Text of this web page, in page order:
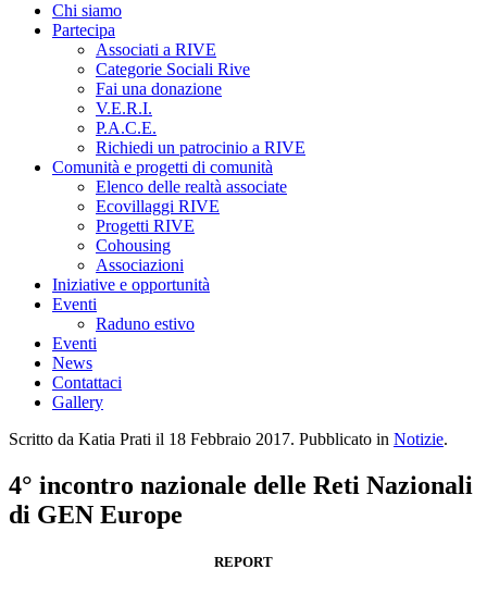
Chi siamo
Partecipa
Associati a RIVE
Categorie Sociali Rive
Fai una donazione
V.E.R.I.
P.A.C.E.
Richiedi un patrocinio a RIVE
Comunità e progetti di comunità
Elenco delle realtà associate
Ecovillaggi RIVE
Progetti RIVE
Cohousing
Associazioni
Iniziative e opportunità
Eventi
Raduno estivo
Eventi
News
Contattaci
Gallery
Scritto da Katia Prati il 18 Febbraio 2017. Pubblicato in Notizie.
4° incontro nazionale delle Reti Nazionali
di GEN Europe
REPORT